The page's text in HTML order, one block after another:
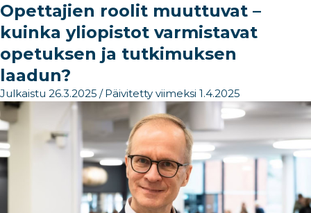
Opettajien roolit muuttuvat –
kuinka yliopistot varmistavat
opetuksen ja tutkimuksen
laadun?
Julkaistu 26.3.2025 / Päivitetty viimeksi 1.4.2025